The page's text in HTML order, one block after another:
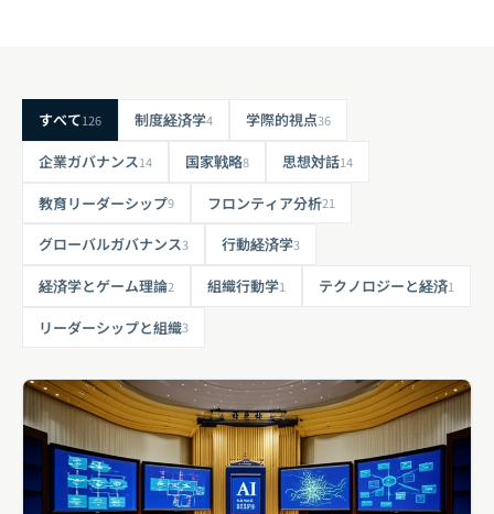
すべて126 制度経済学4 学際的視点36
企業ガバナンス14 国家戦略8 思想対話14
教育リーダーシップ9 フロンティア分析21
グローバルガバナンス3 行動経済学3
経済学とゲーム理論2 組織行動学1 テクノロジーと経済1
リーダーシップと組織3